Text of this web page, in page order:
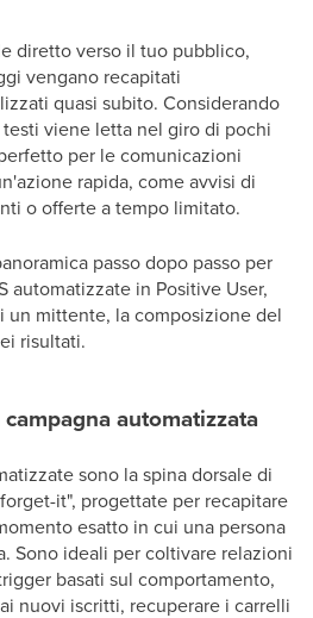
diretto verso il tuo pubblico,
vengano recapitati
quasi subito. Considerando
viene letta nel giro di pochi
per le comunicazioni
rapida, come avvisi di
o offerte a tempo limitato.
passo dopo passo per
automatizzate in Positive User,
mittente, la composizione del
risultati.
automatizzata
sono la spina dorsale di
it", progettate per recapitare
esatto in cui una persona
Sono ideali per coltivare relazioni
basati sul comportamento,
nuovi iscritti, recuperare i carrelli